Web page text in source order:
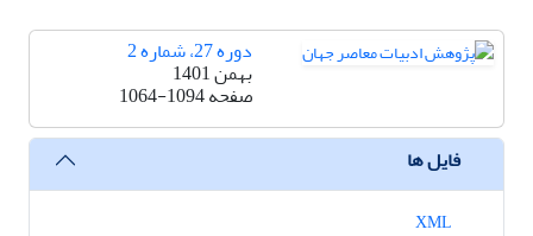
دوره 27، شماره 2
بهمن 1401
صفحه1064-1094
فایل ها